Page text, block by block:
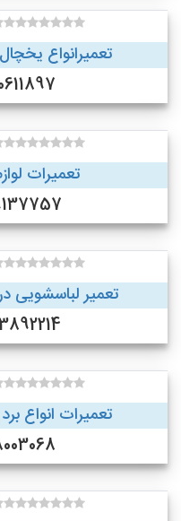
تعمیرانواع
تعمیرات
تعمیر لباسشویی
09013892214
تعمیرات انواع